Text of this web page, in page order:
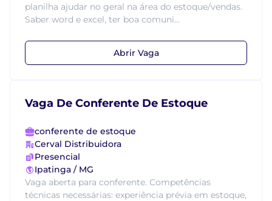
planilha ajudar no geral na área do estoque/vendas.
Saber word e excel, ter boa comuni...
Abrir Vaga
Vaga De Conferente De Estoque
conferente de estoque
Cerval Distribuidora
Presencial
Ipatinga / MG
Vaga aberta para conferente. Competências
técnicas necessárias: experiência prévia em estoque,